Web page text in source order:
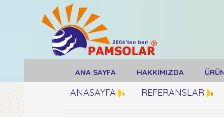
ANA SAYFA HAKKIMIZDA
ANASAYFA REFERANSLAR